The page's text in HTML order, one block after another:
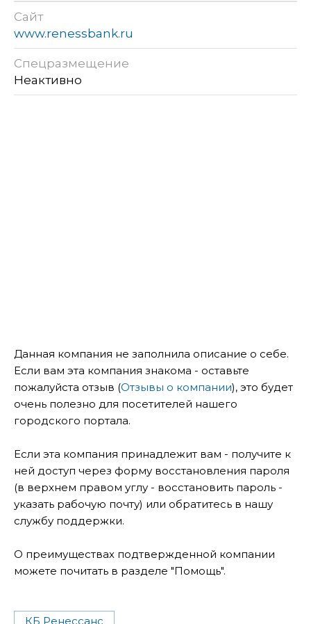
Сайт
www.renessbank.ru
Спецразмещение
Неактивно
Данная компания не заполнила описание о себе.
Если вам эта компания знакома - оставьте
пожалуйста отзыв (Отзывы о компании), это будет
очень полезно для посетителей нашего
городского портала.
Если эта компания принадлежит вам - получите к
ней доступ через форму восстановления пароля
(в верхнем правом углу - восстановить пароль -
указать рабочую почту) или обратитесь в нашу
службу поддержки.
О преимуществах подтвержденной компании
можете почитать в разделе "Помощь".
КБ Ренессанс